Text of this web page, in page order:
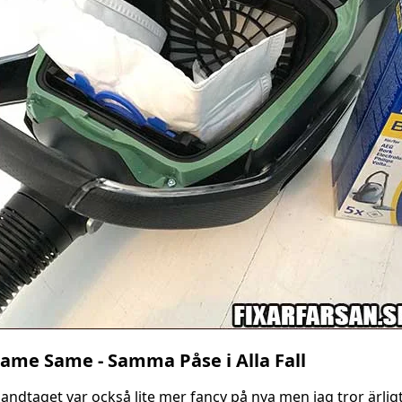
Same - Samma Påse i Alla Fall
var också lite mer fancy på nya men jag tror